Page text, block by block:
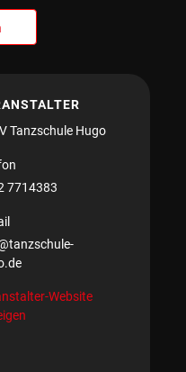
Tanzschule Hugo
7714383
Website